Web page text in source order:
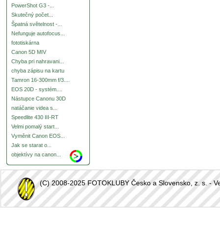
PowerShot G3 -...
Skutečný počet...
Špatná světelnost -...
Nefunguje autofocus...
fototiskárna
Canon 5D MIV
Chyba pri nahravani...
chyba zápisu na kartu
Tamron 16-300mm f/3....
EOS 20D - systém....
Nástupce Canonu 30D
natáčanie videa s...
Speedlite 430 III-RT
Velmi pomalý start...
Vyměnit Canon EOS...
Jak se starat o...
objektívy na canon...
(C) 2008-2025 FOTOKLUBY Česko a Slovensko, z. s. -